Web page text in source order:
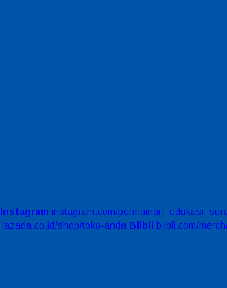
Instagram instagram.com/
lazada.co.id/shop/toko-anda Blibli blibli.com/